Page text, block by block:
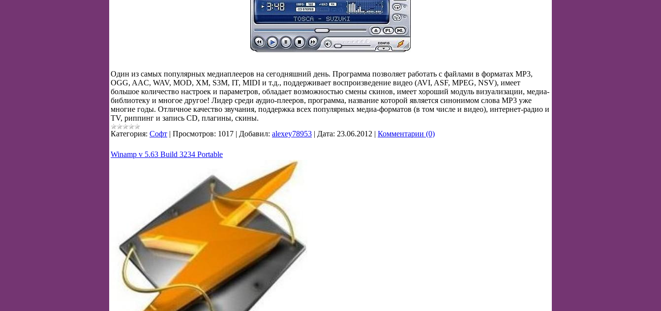
Один из самых популярных медиаплееров на сегодняшний день. Программа позволяет работать с файлами в форматах MP3,
OGG, AAC, WAV, MOD, XM, S3M, IT, MIDI и т.д., поддерживает воспроизведение видео (AVI, ASF, MPEG, NSV), имеет
большое количество настроек и параметров, обладает возможностью смены скинов, имеет хороший модуль визуализации, медиа-
библиотеку и многое другое! Лидер среди аудио-плееров, программа, название которой является синонимом слова MP3 уже
многие годы. Отличное качество звучания, поддержка всех популярных медиа-форматов (в том числе и видео), интернет-радио и
TV, риппинг и запись CD, плагины, скины.
Категория: Софт | Просмотров: 1017 | Добавил: alexey78953 | Дата: 23.06.2012 | Комментарии (0)
Winamp v 5.63 Build 3234 Portable